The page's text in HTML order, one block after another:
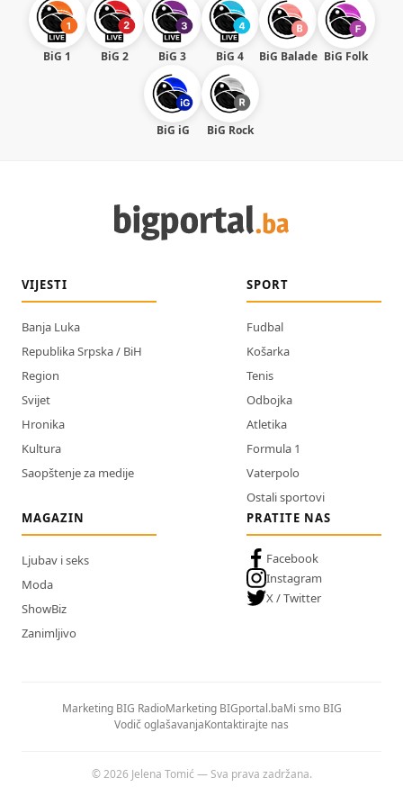
BiG 1 BiG 2 BiG 3 BiG 4 BiG Balade BiG Folk
BiG iG BiG Rock
VIJESTI
Banja Luka
Republika Srpska / BiH
Region
Svijet
Hronika
Kultura
Saopštenje za medije
SPORT
Fudbal
Košarka
Tenis
Odbojka
Atletika
Formula 1
Vaterpolo
Ostali sportovi
MAGAZIN
Ljubav i seks
Moda
ShowBiz
Zanimljivo
PRATITE NAS
Facebook
Instagram
X / Twitter
Marketing BIG RadioMarketing BIGportal.baMi smo BIG
Vodič oglašavanjaKontaktirajte nas
© 2026 Jelena Tomić — Sva prava zadržana.